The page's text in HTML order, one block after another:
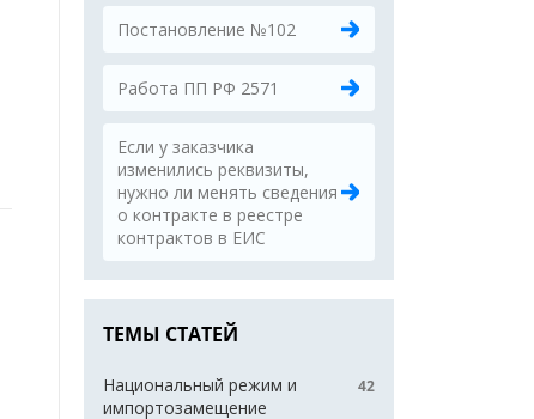
Постановление №102
Работа ПП РФ 2571
Если у заказчика
изменились реквизиты,
нужно ли менять сведения
о контракте в реестре
контрактов в ЕИС
ТЕМЫ СТАТЕЙ
Национальный режим и
импортозамещение
42